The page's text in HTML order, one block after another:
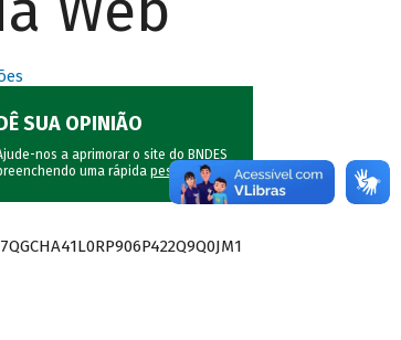
SUA OPINIÃO
nos a aprimorar o site do BNDES
uma rápida pesquisa.